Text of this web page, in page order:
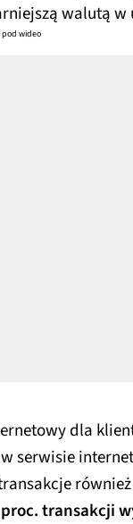
walutą w
pod wideo
dla
serwisie
transakcji